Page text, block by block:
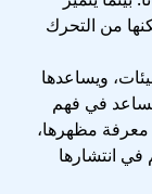
من التحرك
ويساعدها
في فهم
معرفة مظهرها،
في انتشارها